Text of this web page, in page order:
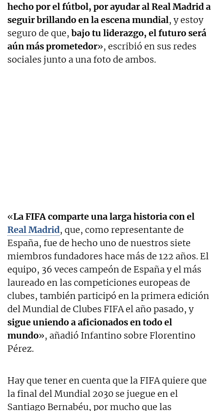
hecho por el fútbol, por ayudar al Real Madrid a
seguir brillando en la escena mundial, y estoy
seguro de que, bajo tu liderazgo, el futuro será
aún más prometedor», escribió en sus redes
sociales junto a una foto de ambos.
«La FIFA comparte una larga historia con el
Real Madrid, que, como representante de
España, fue de hecho uno de nuestros siete
miembros fundadores hace más de 122 años. El
equipo, 36 veces campeón de España y el más
laureado en las competiciones europeas de
clubes, también participó en la primera edición
del Mundial de Clubes FIFA el año pasado, y
sigue uniendo a aficionados en todo el
mundo», añadió Infantino sobre Florentino
Pérez.
Hay que tener en cuenta que la FIFA quiere que
la final del Mundial 2030 se juegue en el
Santiago Bernabéu, por mucho que las